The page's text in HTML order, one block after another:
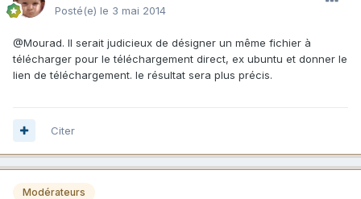
Posté(e) le 3 mai 2014
@Mourad. Il serait judicieux de désigner un même fichier à
télécharger pour le téléchargement direct, ex ubuntu et donner le
lien de téléchargement. le résultat sera plus précis.
Citer
Modérateurs